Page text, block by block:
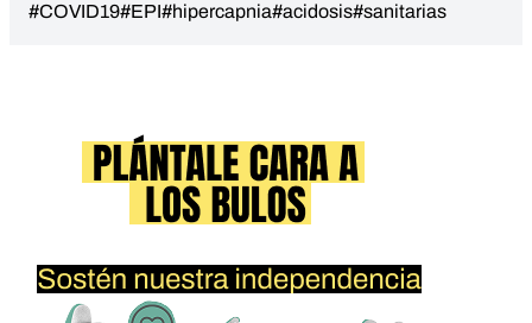
#COVID19#EPI#hipercapnia#acidosis#sanitarias